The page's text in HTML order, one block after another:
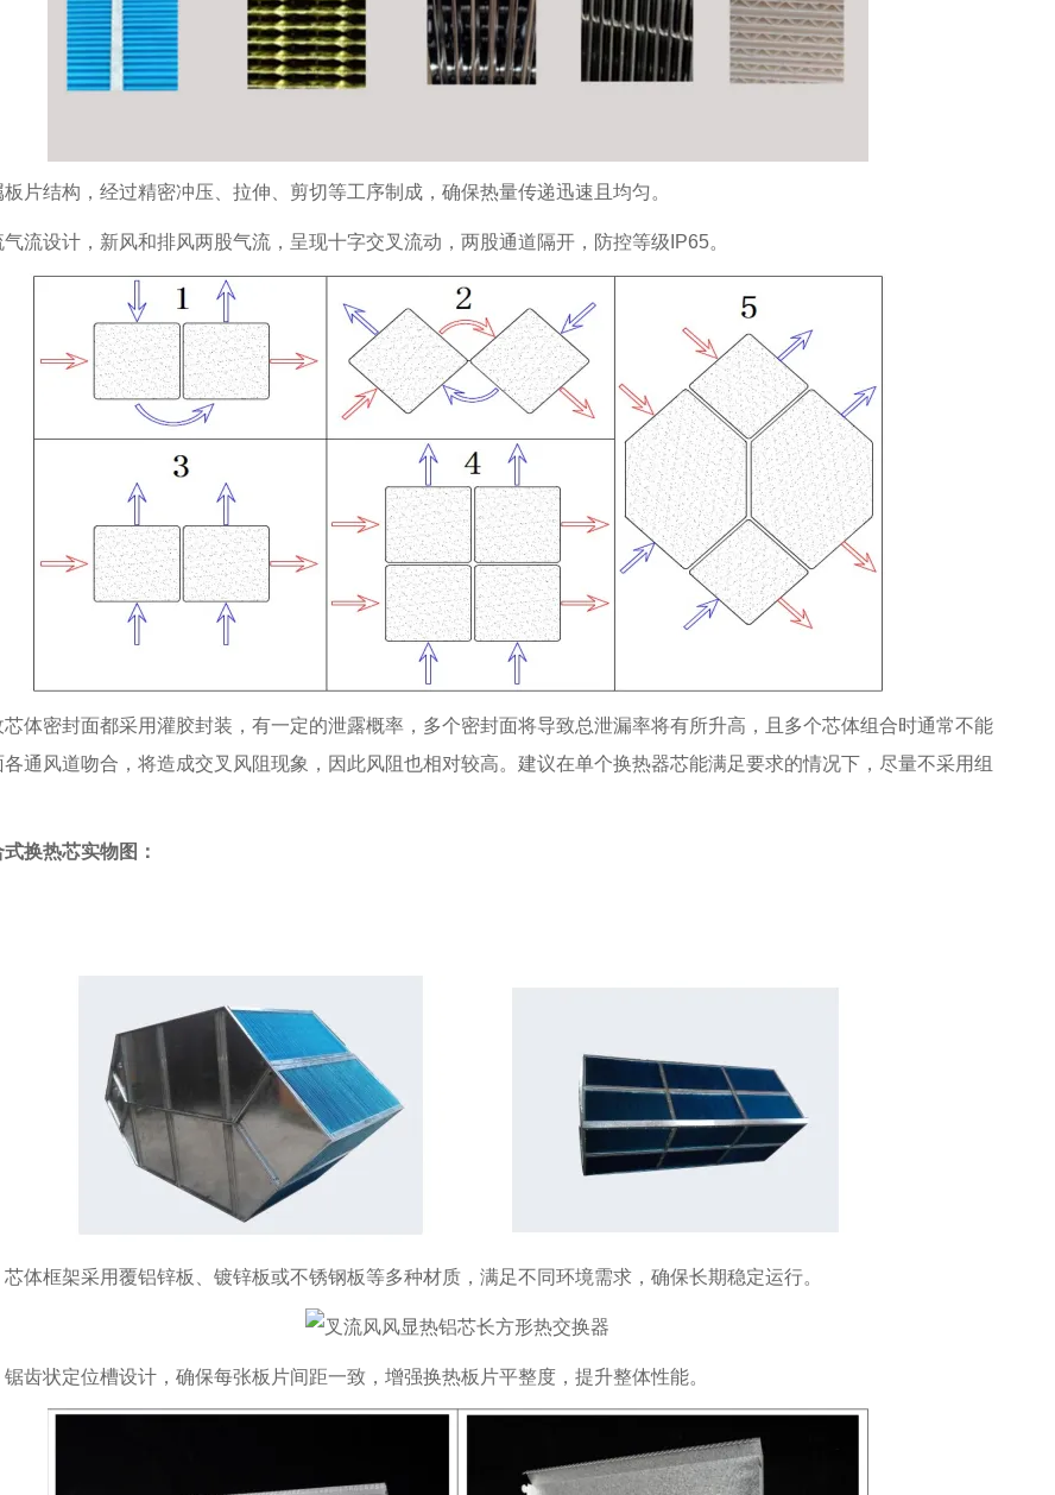
板片结构，经过精密冲压、拉伸、剪切等工序制成，确保热量传递迅速且均匀。
气流设计，新风和排风两股气流，呈现十字交叉流动，两股通道隔开，防控等级IP65。
芯体密封面都采用灌胶封装，有一定的泄露概率，多个密封面将导致总泄漏率将有所升高，且多个芯体组合时通常不能
通风道吻合，将造成交叉风阻现象，因此风阻也相对较高。建议在单个换热器芯能满足要求的情况下，尽量不采用组
换热芯实物图：
芯体框架采用覆铝锌板、镀锌板或不锈钢板等多种材质，满足不同环境需求，确保长期稳定运行。
锯齿状定位槽设计，确保每张板片间距一致，增强换热板片平整度，提升整体性能。